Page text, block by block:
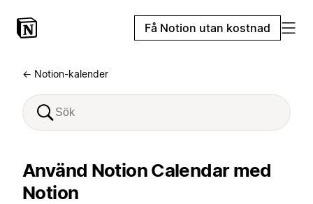
Få Notion utan kostnad
← Notion-kalender
Använd Notion Calendar med
Notion